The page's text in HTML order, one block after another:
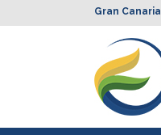
Gran Canaria